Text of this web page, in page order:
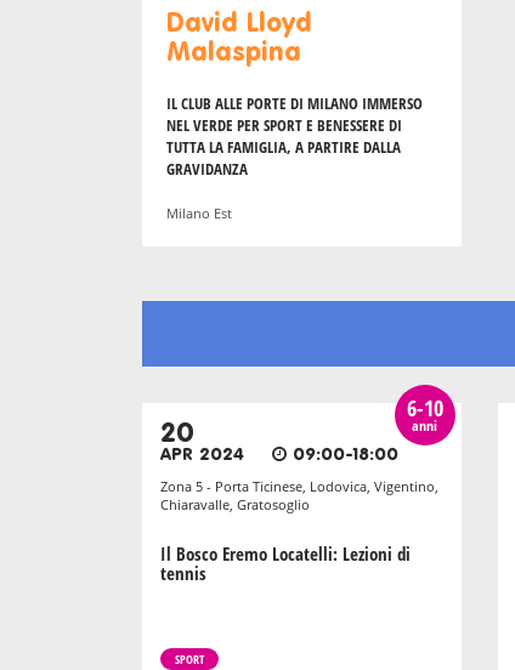
David Lloyd
Malaspina
IL CLUB ALLE PORTE DI MILANO IMMERSO
NEL VERDE PER SPORT E BENESSERE DI
TUTTA LA FAMIGLIA, A PARTIRE DALLA
GRAVIDANZA
Milano Est
6-10
anni
20
APR 2024 09:00-18:00
Zona 5 - Porta Ticinese, Lodovica, Vigentino,
Chiaravalle, Gratosoglio
Il Bosco Eremo Locatelli: Lezioni di
tennis
SPORT